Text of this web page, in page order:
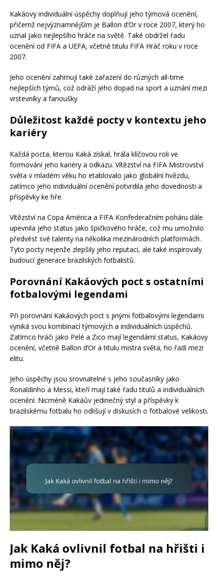
Kakáovy individuální úspěchy doplňují jeho týmová ocenění,
přičemž nejvýznamnějším je Ballon d’Or v roce 2007, který ho
uznal jako nejlepšího hráče na světě. Také obdržel řadu
ocenění od FIFA a UEFA, včetně titulu FIFA Hráč roku v roce
2007.
Jeho ocenění zahrnují také zařazení do různých all-time
nejlepších týmů, což odráží jeho dopad na sport a uznání mezi
vrstevníky a fanoušky.
Důležitost každé pocty v kontextu jeho
kariéry
Každá pocta, kterou Kaká získal, hrála klíčovou roli ve
formování jeho kariéry a odkazu. Vítězství na FIFA Mistrovství
světa v mladém věku ho etablovalo jako globální hvězdu,
zatímco jeho individuální ocenění potvrdila jeho dovednosti a
příspěvky ke hře.
Vítězství na Copa América a FIFA Konfederačním poháru dále
upevnila jeho status jako špičkového hráče, což mu umožnilo
předvést své talenty na několika mezinárodních platformách.
Tyto pocty nejenže zlepšily jeho reputaci, ale také inspirovaly
budoucí generace brazilských fotbalistů.
Porovnání Kakáových poct s ostatními
fotbalovými legendami
Při porovnání Kakáových poct s jinými fotbalovými legendami
vyniká svou kombinací týmových a individuálních úspěchů.
Zatímco hráči jako Pelé a Zico mají legendární status, Kakáovy
ocenění, včetně Ballon d’Or a titulu mistra světa, ho řadí mezi
elitu.
Jeho úspěchy jsou srovnatelné s jeho současníky jako
Ronaldinho a Messi, kteří mají také řadu titulů a individuálních
ocenění. Nicméně Kakáův jedinečný styl a příspěvky k
brazilskému fotbalu ho odlišují v diskusích o fotbalové velikosti.
Jak Kaká ovlivnil fotbal na hřišti i
mimo něj?